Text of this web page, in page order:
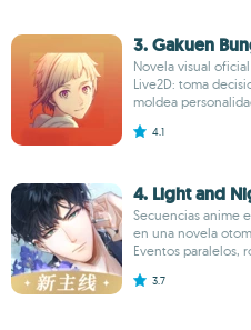
3. Gakuen
Novela visual
Live2D: toma
moldea
4.1
4. Light and
Secuencias anime
en una novela
Eventos paralelos,
3.7